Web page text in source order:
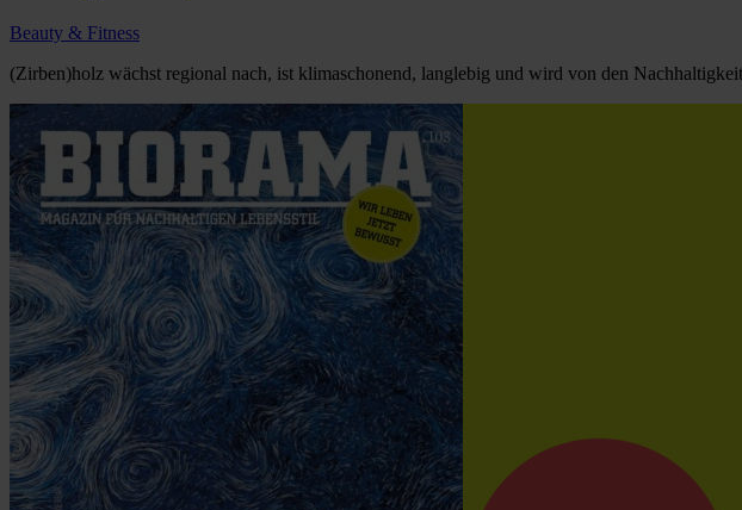
Beauty & Fitness
(Zirben)holz wächst regional nach, ist klimaschonend, langlebig und wird von den